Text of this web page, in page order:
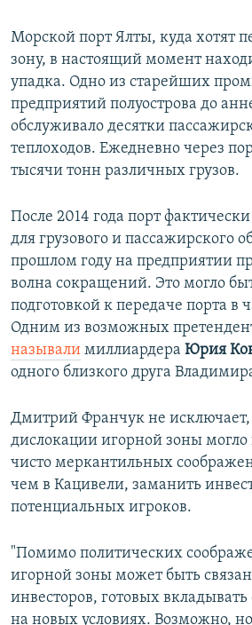
Морской порт Ялты, куда хотят
зону, в настоящий момент
упадка. Одно из старейших
предприятий полуострова до
обслуживало десятки
теплоходов. Ежедневно через
тысячи тонн различных грузов.
После 2014 года порт
для грузового и пассажирского
прошлом году на предприятии
волна сокращений. Это могло
подготовкой к передаче порта в
Одним из возможных
называли миллиардера Юрия
одного близкого друга
Дмитрий Франчук не исключает,
дислокации игорной зоны могло
чисто меркантильных
чем в Кацивели, заманить
потенциальных игроков.
"Помимо политических
игорной зоны может быть
инвесторов, готовых вкладывать
на новых условиях. Возможно,